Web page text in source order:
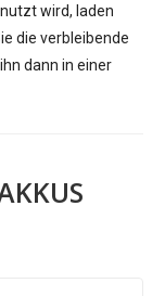
wird, laden
die verbleibende
dann in einer